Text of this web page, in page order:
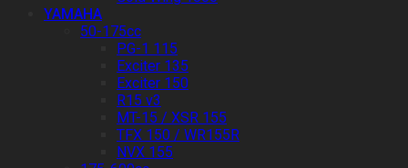
YAMAHA
50-175cc
PG-1 115
Exciter 135
Exciter 150
R15 v3
MT-15 / XSR 155
TFX 150 / WR155R
NVX 155